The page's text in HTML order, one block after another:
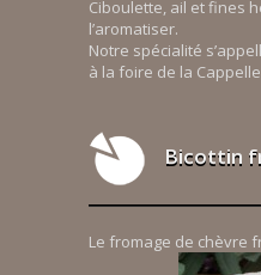
Ciboulette, ail et fines
l’aromatiser.
Notre spécialité
à la foire de la
Bicottin
Le fromage de chèvre